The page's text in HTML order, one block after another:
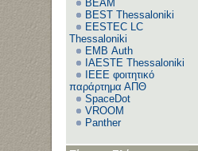
BEAM
BEST Thessaloniki
EESTEC LC
Thessaloniki
EΜΒ Auth
IAESTE Thessaloniki
IEEE φοιτητικό
παράρτημα ΑΠΘ
SpaceDot
VROOM
Panther